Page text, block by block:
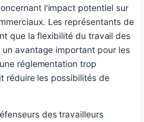
l'impact potentiel sur
Les représentants de
que la flexibilité du travail des
avantage important pour les
réglementation trop
réduire les possibilités de
des travailleurs